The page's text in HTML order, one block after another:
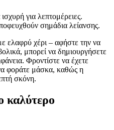
για λεπτομέρειες.
σημάδια λείανσης.
ελαφρύ χέρι – αφήστε την να
μπορεί να δημιουργήσετε
Φροντίστε να έχετε
φοράτε μάσκα, καθώς η
σκόνη.
καλύτερο